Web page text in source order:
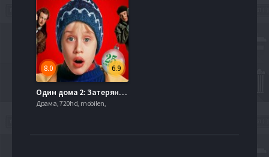
6.9
8.0
Один дома 2: Затерянный в Нью-Йорке (1992)
Драма, 720hd, mobilen,